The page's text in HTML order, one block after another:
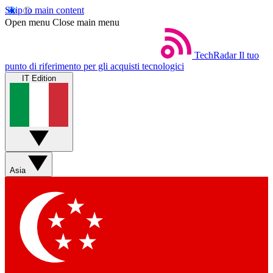
Skip to main content
Open menu Close main menu
TechRadar Il tuo
punto di riferimento per gli acquisti tecnologici
IT Edition
Asia